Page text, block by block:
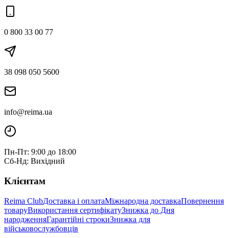
0 800 33 00 77
38 098 050 5600
info@reima.ua
Пн-Пт: 9:00 до 18:00
Сб-Нд: Вихідний
Клієнтам
Reima ClubДоставка і оплатаМіжнародна доставкаПовернення
товаруВикористання сертифікатуЗнижка до Дня
народженняГарантійні строкиЗнижка для
військовослужбовців